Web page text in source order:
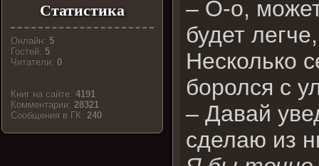
Статистика
Онлайн: 5
Гостей: 5
Читатели:0
Книг на сайте:4191
Комментарии:28321
Cообщения в ГК:240
– О-о, может
будет
Несколько
боролся с
– Давай
сделаю из